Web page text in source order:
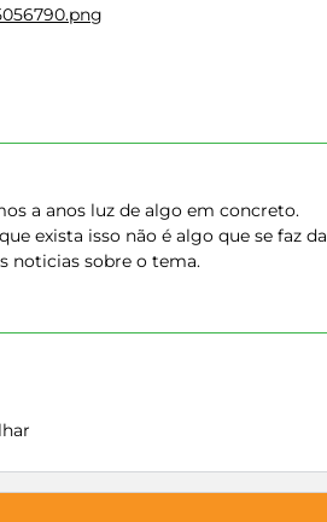
a anos luz de algo em concreto.
exista isso não é algo que se faz da
noticias sobre o tema.